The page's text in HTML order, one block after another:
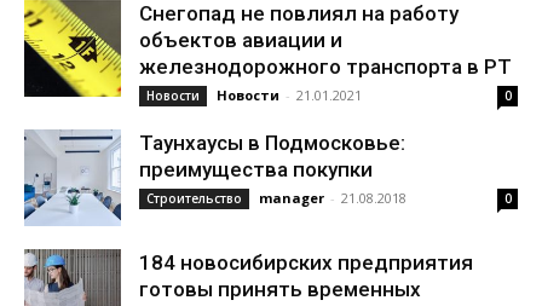
Снегопад не повлиял на работу
объектов авиации и
железнодорожного транспорта в РТ
Новости Новости - 21.01.2021 0
Таунхаусы в Подмосковье:
преимущества покупки
Строительство manager - 21.08.2018 0
184 новосибирских предприятия
готовы принять временных